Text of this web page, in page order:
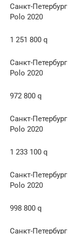
Санкт-Петербург
Polo 2020
1 251 800 q
Санкт-Петербург
Polo 2020
972 800 q
Санкт-Петербург
Polo 2020
1 233 100 q
Санкт-Петербург
Polo 2020
998 800 q
Санкт-Петербург